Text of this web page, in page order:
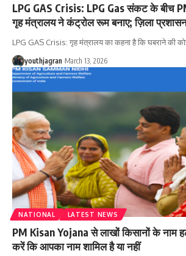
LPG GAS Crisis: LPG Gas संकट के बीच
गृह मंत्रालय ने कंट्रोल रूम बनाए; ज़िला
LPG GAS Crisis: गृह मंत्रालय का कहना है कि घबराने की
youthjagran March 13, 2026
NATIONAL LATEST NEWS
PM Kisan Yojana से लाखों किसानों के नाम
करें कि आपका नाम शामिल है या नहीं